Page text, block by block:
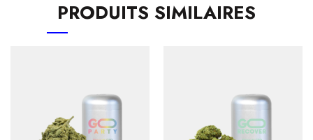
PRODUITS SIMILAIRES